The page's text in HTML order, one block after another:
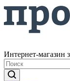
Интернет-магазин